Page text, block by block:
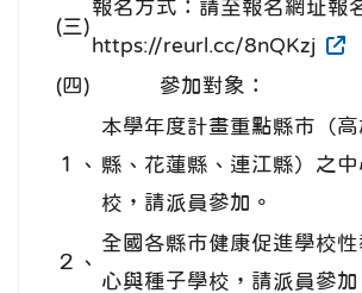
(三)
報名方式：請至報名網址報
https://reurl.cc/8nQKzj
(四)
參加對象：
１、
本學年度計畫重點縣市（
縣、花蓮縣、連江縣）之
校，請派員參加。
２、
全國各縣市健康促進學校
心與種子學校，請派員參加